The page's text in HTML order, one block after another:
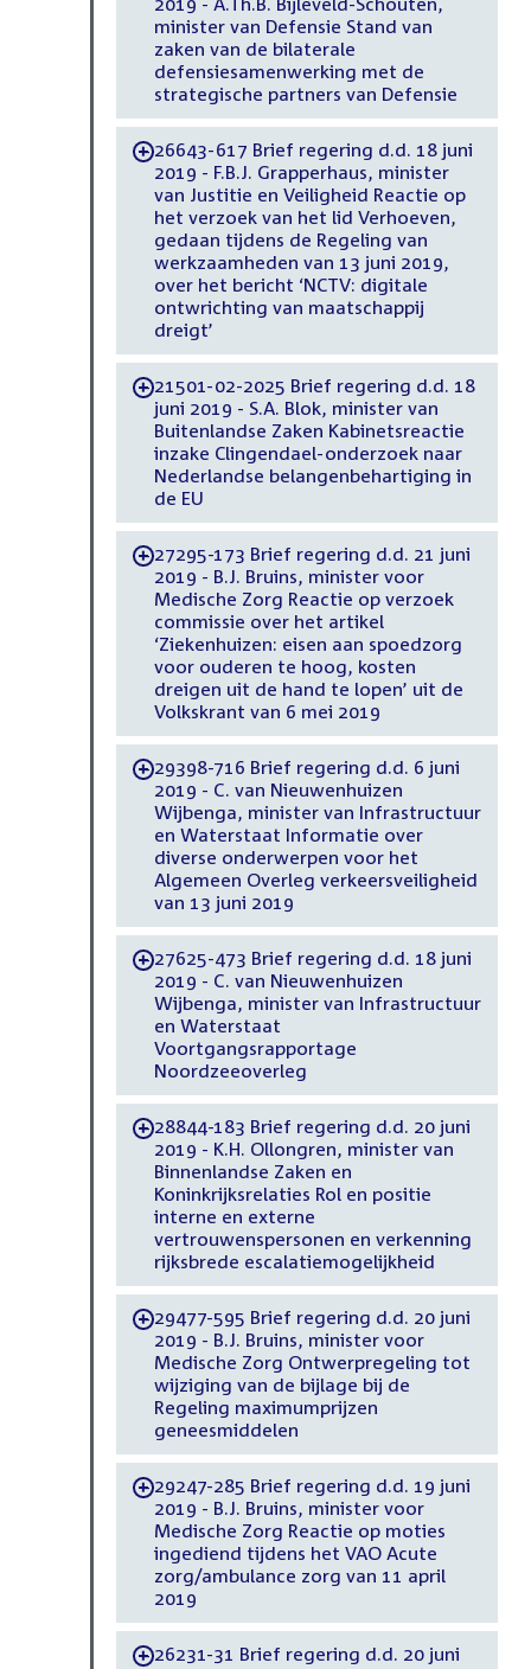
minister van Defensie Stand van
zaken van de bilaterale
defensiesamenwerking met de
strategische partners van Defensie
-26643-617 Brief regering d.d. 18 juni
2019 - F.B.J. Grapperhaus, minister
van Justitie en Veiligheid Reactie op
het verzoek van het lid Verhoeven,
gedaan tijdens de Regeling van
werkzaamheden van 13 juni 2019,
over het bericht ‘NCTV: digitale
ontwrichting van maatschappij
dreigt’
-21501-02-2025 Brief regering d.d. 18
juni 2019 - S.A. Blok, minister van
Buitenlandse Zaken Kabinetsreactie
inzake Clingendael-onderzoek naar
Nederlandse belangenbehartiging in
de EU
-27295-173 Brief regering d.d. 21 juni
2019 - B.J. Bruins, minister voor
Medische Zorg Reactie op verzoek
commissie over het artikel
‘Ziekenhuizen: eisen aan spoedzorg
voor ouderen te hoog, kosten
dreigen uit de hand te lopen’ uit de
Volkskrant van 6 mei 2019
-29398-716 Brief regering d.d. 6 juni
2019 - C. van Nieuwenhuizen
Wijbenga, minister van Infrastructuur
en Waterstaat Informatie over
diverse onderwerpen voor het
Algemeen Overleg verkeersveiligheid
van 13 juni 2019
-27625-473 Brief regering d.d. 18 juni
2019 - C. van Nieuwenhuizen
Wijbenga, minister van Infrastructuur
en Waterstaat
Voortgangsrapportage
Noordzeeoverleg
-28844-183 Brief regering d.d. 20 juni
2019 - K.H. Ollongren, minister van
Binnenlandse Zaken en
Koninkrijksrelaties Rol en positie
interne en externe
vertrouwenspersonen en verkenning
rijksbrede escalatiemogelijkheid
-29477-595 Brief regering d.d. 20 juni
2019 - B.J. Bruins, minister voor
Medische Zorg Ontwerpregeling tot
wijziging van de bijlage bij de
Regeling maximumprijzen
geneesmiddelen
-29247-285 Brief regering d.d. 19 juni
2019 - B.J. Bruins, minister voor
Medische Zorg Reactie op moties
ingediend tijdens het VAO Acute
zorg/ambulance zorg van 11 april
2019
-26231-31 Brief regering d.d. 20 juni